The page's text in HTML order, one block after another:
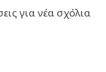
για νέα σχόλια